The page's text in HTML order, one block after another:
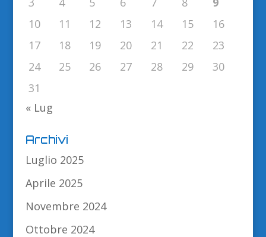
10
11 12 13 14 15
16
17
18 19 20 21 22
23
24
25 26 27 28 29
30
31
« Lug
Archivi
Luglio 2025
Aprile 2025
Novembre 2024
Ottobre 2024